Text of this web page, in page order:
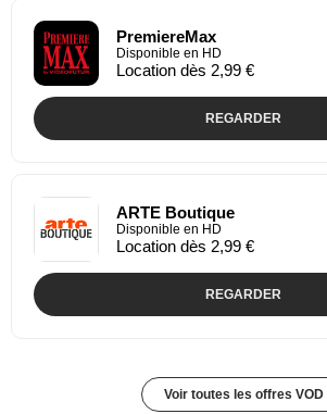
PremiereMax
Disponible en HD
Location dès 2,99 €
REGARDER
ARTE Boutique
Disponible en HD
Location dès 2,99 €
REGARDER
Voir toutes les offres VOD